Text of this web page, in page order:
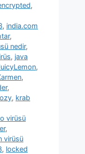
,
, india.com
,
nedir,
, java
,
,
,
, krab
virüsü
,
virüsü
, locked